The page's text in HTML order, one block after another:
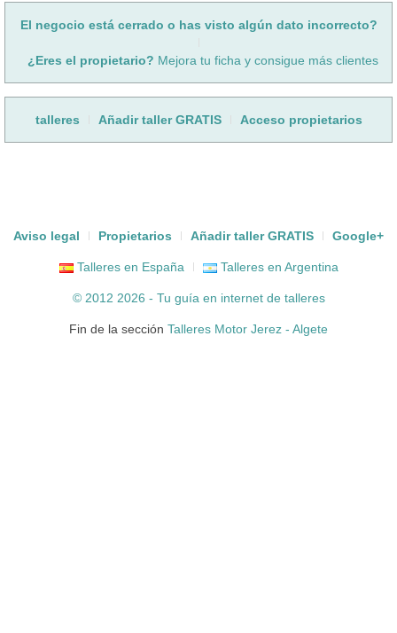
El negocio está cerrado o has visto algún dato incorrecto?
¿Eres el propietario? Mejora tu ficha y consigue más clientes
talleres Añadir taller GRATIS Acceso propietarios
Aviso legal Propietarios Añadir taller GRATIS Google+
Talleres en España Talleres en Argentina
© 2012 2026 - Tu guía en internet de talleres
Fin de la sección Talleres Motor Jerez - Algete